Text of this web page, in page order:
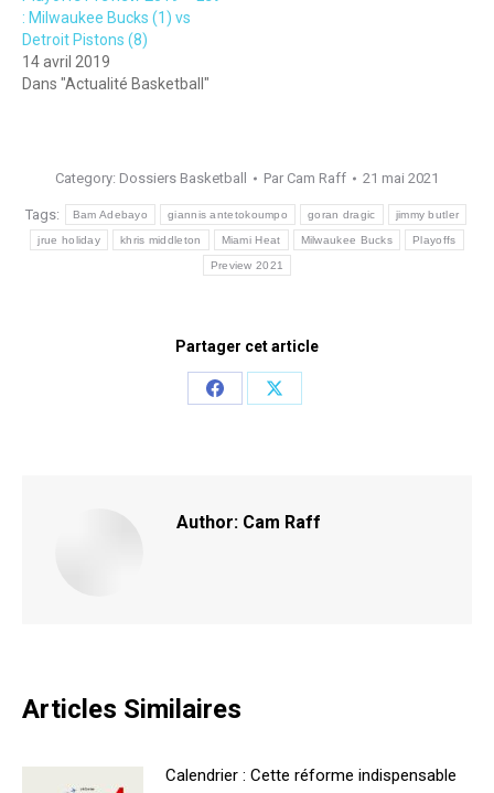
: Milwaukee Bucks (1) vs
Detroit Pistons (8)
14 avril 2019
Dans "Actualité Basketball"
Category: Dossiers Basketball Par Cam Raff 21 mai 2021
Tags: Bam Adebayo giannis antetokoumpo goran dragic jimmy butler
jrue holiday khris middleton Miami Heat Milwaukee Bucks Playoffs
Preview 2021
Partager cet article
Share
Share
Author: Cam Raff
Articles Similaires
Calendrier : Cette réforme indispensable